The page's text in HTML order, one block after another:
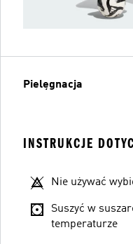
Pielęgnacja
INSTRUKCJE
Nie używać
Suszyć w
temperaturze